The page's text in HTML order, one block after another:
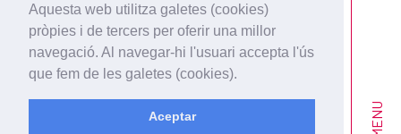
Aquesta web utilitza galetes (cookies)
pròpies i de tercers per oferir una millor
navegació. Al navegar-hi l'usuari accepta l'ús
que fem de les galetes (cookies).
Aceptar MENU
CONDICIONS D'ÚS I
CONTRACTACIÓ
POLÍTICA DE PRIVACITAT